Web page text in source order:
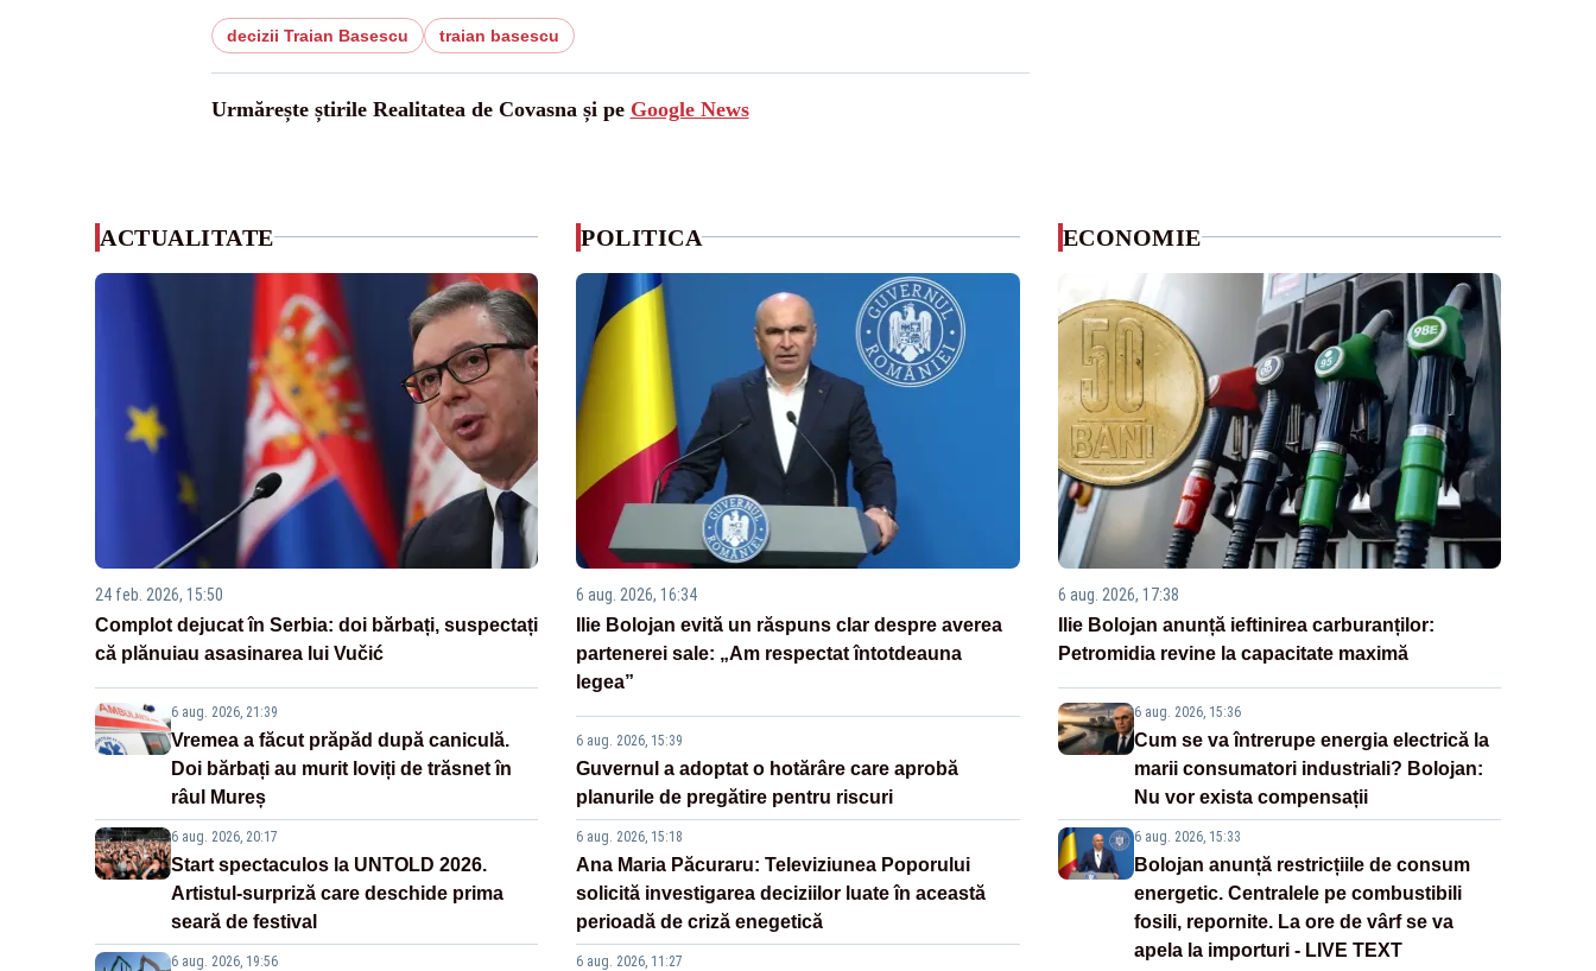
decizii Traian Basescu traian basescu
Urmărește știrile Realitatea de Covasna și pe Google News
ACTUALITATE
24 feb. 2026, 15:50
Complot dejucat în Serbia: doi bărbați, suspectați
că plănuiau asasinarea lui Vučić
6 aug. 2026, 21:39
Vremea a făcut prăpăd după caniculă.
Doi bărbați au murit loviți de trăsnet în
râul Mureș
6 aug. 2026, 20:17
Start spectaculos la UNTOLD 2026.
Artistul-surpriză care deschide prima
seară de festival
6 aug. 2026, 19:56
POLITICA
6 aug. 2026, 16:34
Ilie Bolojan evită un răspuns clar despre averea
partenerei sale: „Am respectat întotdeauna
legea”
6 aug. 2026, 15:39
Guvernul a adoptat o hotărâre care aprobă
planurile de pregătire pentru riscuri
6 aug. 2026, 15:18
Ana Maria Păcuraru: Televiziunea Poporului
solicită investigarea deciziilor luate în această
perioadă de criză enegetică
6 aug. 2026, 11:27
ECONOMIE
6 aug. 2026, 17:38
Ilie Bolojan anunță ieftinirea carburanților:
Petromidia revine la capacitate maximă
6 aug. 2026, 15:36
Cum se va întrerupe energia electrică la
marii consumatori industriali? Bolojan:
Nu vor exista compensații
6 aug. 2026, 15:33
Bolojan anunță restricțiile de consum
energetic. Centralele pe combustibili
fosili, repornite. La ore de vârf se va
apela la importuri - LIVE TEXT